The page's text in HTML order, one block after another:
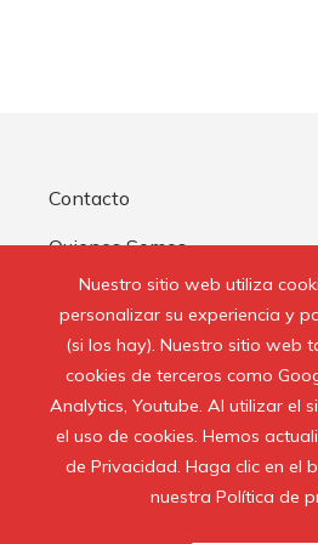
Nuestro sitio web utiliza
personalizar su experiencia y
(si los hay). Nuestro sitio web
cookies de terceros como
Analytics, Youtube. Al utilizar el
el uso de cookies. Hemos
de Privacidad. Haga clic en el
nuestra Política de
Contacto
Quienes Somos
Aviso Legal
Buscar: